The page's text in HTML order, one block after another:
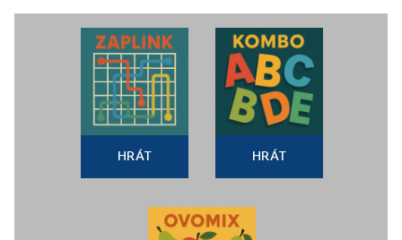
HRÁT HRÁT